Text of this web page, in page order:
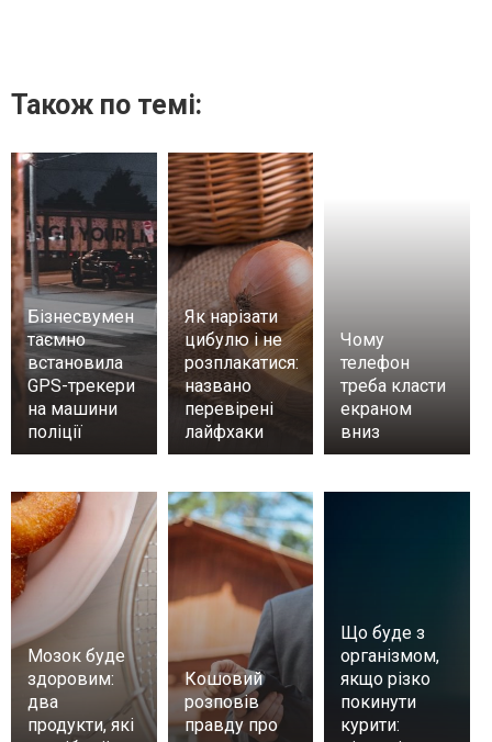
Також по темі:
Бізнесвумен
таємно
встановила
GPS-трекери
на машини
поліції
Як нарізати
цибулю і не
розплакатися:
названо
перевірені
лайфхаки
Чому
телефон
треба класти
екраном
вниз
Мозок буде
здоровим:
два
продукти, які
Кошовий
розповів
правду про
Що буде з
організмом,
якщо різко
покинути
курити: